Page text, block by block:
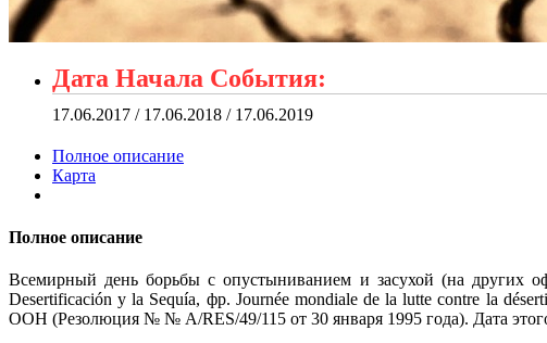
Дата Начала События:
17.06.2017 / 17.06.2018 / 17.06.2019
Полное описание
Карта
Полное описание
Всемирный день борьбы с опустыниванием и засухой (на других
Desertificación y la Sequía, фр. Journée mondiale de la lutte contre la
ООН (Резолюция № № A/RES/49/115 от 30 января 1995 года). Дата